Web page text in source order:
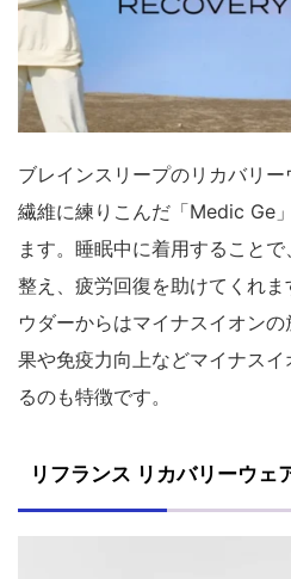
ブレインスリープのリカバリ
繊維に練りこんだ「Medic Ge
ます。睡眠中に着用すること
整え、疲労回復を助けてくれ
ウダーからはマイナスイオン
果や免疫力向上などマイナス
るのも特徴です。
リフランス リカバリーウェ